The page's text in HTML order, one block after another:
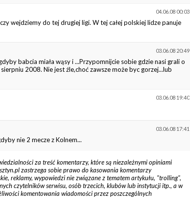
04.06.08 00:03
wejdziemy do tej drugiej ligi. W tej całej polskiej lidze panuje
03.06.08 20:49
babcia miała wąsy i ...Przypomnijcie sobie gdzie nasi grali o
2008. Nie jest źle,choć zawsze może byc gorzej...lub
03.06.08 19:40
03.06.08 17:41
nie 2 mecze z Kolnem...
za treść komentarzy, które są niezależnymi opiniami
zastrzega sobie prawo do kasowania komentarzy
reklamy, wypowiedzi nie związane z tematem artykułu, "trolling",
czytelników serwisu, osób trzecich, klubów lub instytucji itp., a w
komentowania wiadomości przez poszczególnych